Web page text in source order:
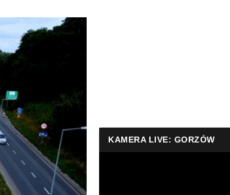
KAMERA LIVE: GORZÓW